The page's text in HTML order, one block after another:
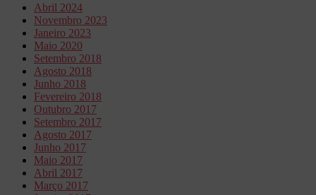
Abril 2024
Novembro 2023
Janeiro 2023
Maio 2020
Setembro 2018
Agosto 2018
Junho 2018
Fevereiro 2018
Outubro 2017
Setembro 2017
Agosto 2017
Junho 2017
Maio 2017
Abril 2017
Março 2017